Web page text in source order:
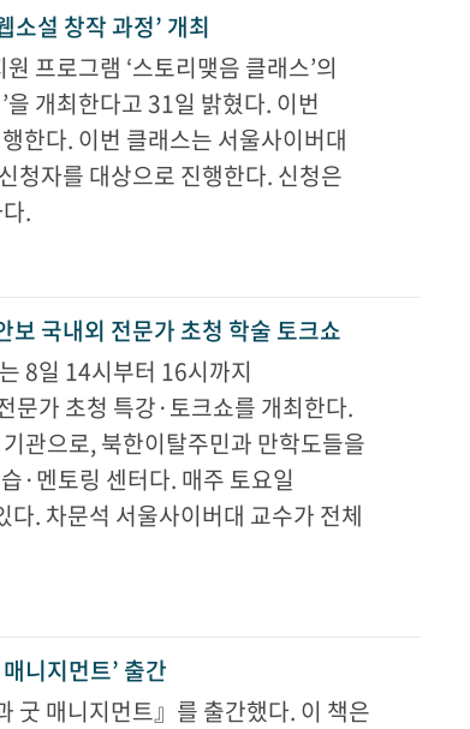
설 창작 과정’ 개최
프로그램 ‘스토리맺음 클래스’의
개최한다고 31일 밝혔다. 이번
한다. 이번 클래스는 서울사이버대
청자를 대상으로 진행한다. 신청은
.
국내외 전문가 초청 학술 토크쇼
8일 14시부터 16시까지
문가 초청 특강·토크쇼를 개최한다.
관으로, 북한이탈주민과 만학도들을
·멘토링 센터다. 매주 토요일
. 차문석 서울사이버대 교수가 전체
니지먼트’ 출간
굿 매니지먼트』를 출간했다. 이 책은